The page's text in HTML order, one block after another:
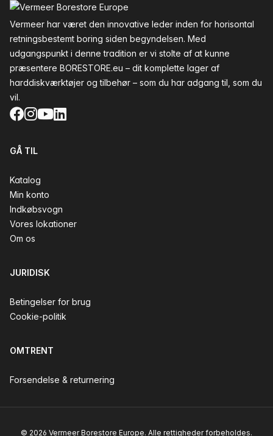
Vermeer har været den innovative leder inden for horisontal
retningsbestemt boring siden begyndelsen. Med
udgangspunkt i denne tradition er vi stolte af at kunne
præsentere BORESTORE.eu – dit komplette lager af
harddiskværktøjer og tilbehør – som du har adgang til, som du
vil.
Facebook
Instagram
YouTube
LinkedIn
GÅ TIL
Katalog
Min konto
Indkøbsvogn
Vores lokationer
Om os
JURIDISK
Betingelser for brug
Cookie-politik
OMTRENT
Forsendelse & returnering
© 2026 Vermeer Borestore Europe. Alle rettigheder forbeholdes.